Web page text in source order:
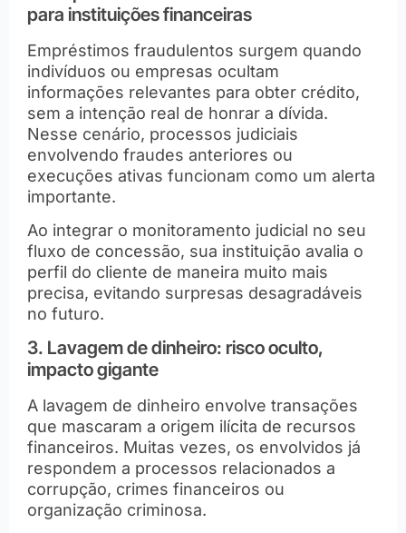
para instituições financeiras
Empréstimos fraudulentos surgem quando
indivíduos ou empresas ocultam
informações relevantes para obter crédito,
sem a intenção real de honrar a dívida.
Nesse cenário, processos judiciais
envolvendo fraudes anteriores ou
execuções ativas funcionam como um alerta
importante.
Ao integrar o monitoramento judicial no seu
fluxo de concessão, sua instituição avalia o
perfil do cliente de maneira muito mais
precisa, evitando surpresas desagradáveis
no futuro.
3. Lavagem de dinheiro: risco oculto,
impacto gigante
A lavagem de dinheiro envolve transações
que mascaram a origem ilícita de recursos
financeiros. Muitas vezes, os envolvidos já
respondem a processos relacionados a
corrupção, crimes financeiros ou
organização criminosa.